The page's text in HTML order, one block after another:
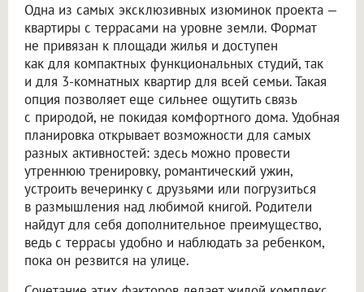
Одна из самых эксклюзивных изюминок проекта —
квартиры с террасами на уровне земли. Формат
не привязан к площади жилья и доступен
как для компактных функциональных студий, так
и для 3-комнатных квартир для всей семьи. Такая
опция позволяет еще сильнее ощутить связь
с природой, не покидая комфортного дома. Удобная
планировка открывает возможности для самых
разных активностей: здесь можно провести
утреннюю тренировку, романтический ужин,
устроить вечеринку с друзьями или погрузиться
в размышления над любимой книгой. Родители
найдут для себя дополнительное преимущество,
ведь с террасы удобно и наблюдать за ребенком,
пока он резвится на улице.